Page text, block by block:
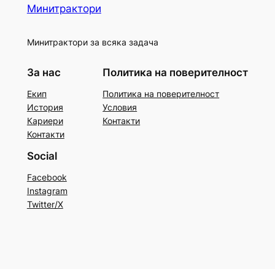
Минитрактори
Минитрактори за всяка задача
За нас
Екип
История
Кариери
Контакти
Политика на поверителност
Политика на поверителност
Условия
Контакти
Social
Facebook
Instagram
Twitter/X